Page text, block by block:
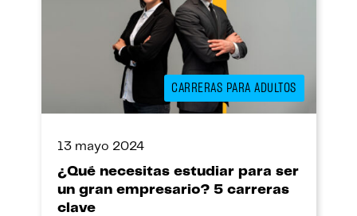
CARRERAS PARA ADULTOS
13 mayo 2024
¿Qué necesitas estudiar para ser
un gran empresario? 5 carreras
clave